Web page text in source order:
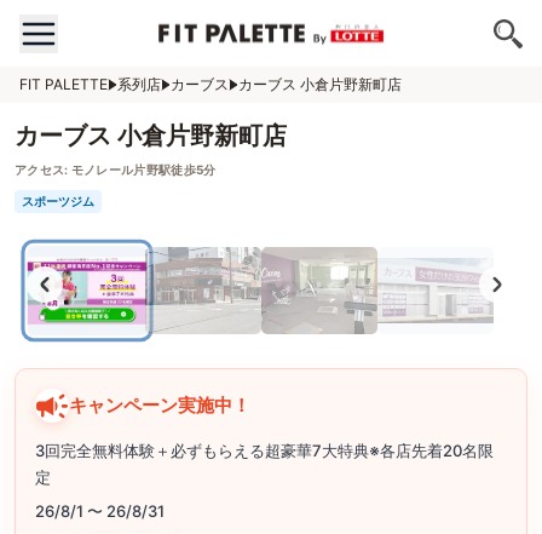
FIT PALETTE 系列店 カーブス カーブス 小倉片野新町店
カーブス 小倉片野新町店
アクセス: モノレール片野駅徒歩5分
スポーツジム
キャンペーン実施中！
3回完全無料体験＋必ずもらえる超豪華7大特典※各店先着20名限
定
26/8/1 〜 26/8/31